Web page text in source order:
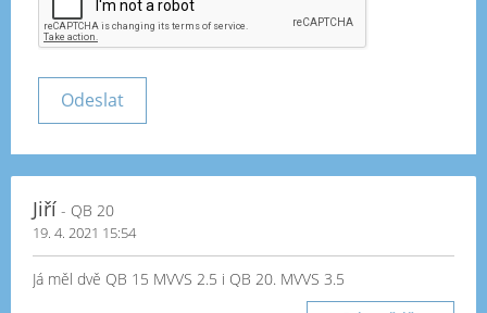
Jiří - QB 20
19. 4. 2021 15:54
Já měl dvě QB 15 MVVS 2.5 i QB 20. MVVS 3.5